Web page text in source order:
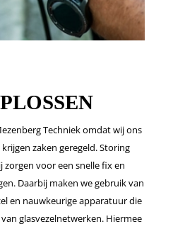
Techniek omdat wij ons
zaken geregeld. Storing
zorgen voor een snelle fix en
Daarbij maken we gebruik van
en nauwkeurige apparatuur die
glasvezelnetwerken. Hiermee